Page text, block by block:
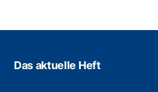
Das aktuelle Heft